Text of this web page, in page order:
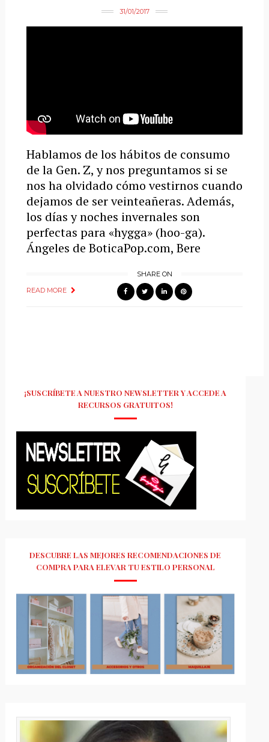
31/01/2017
Hablamos de los hábitos de consumo
de la Gen. Z, y nos preguntamos si se
nos ha olvidado cómo vestirnos cuando
dejamos de ser veinteañeras. Además,
los días y noches invernales son
perfectas para «hygga» (hoo-ga).
Ángeles de BoticaPop.com, Bere
READ MORE
SHARE ON
¡SUSCRÍBETE A NUESTRO NEWSLETTER Y ACCEDE A
RECURSOS GRATUITOS!
DESCUBRE LAS MEJORES RECOMENDACIONES DE
COMPRA PARA ELEVAR TU ESTILO PERSONAL